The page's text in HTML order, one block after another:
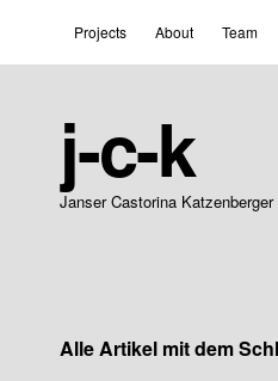
Projects About Team
j-c-k
Janser Castorina Katzenberger
Alle Artikel mit dem